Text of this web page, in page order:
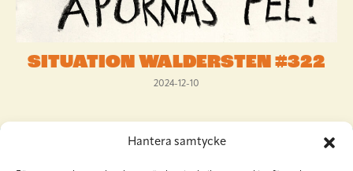
Hantera samtycke
SITUATION WALDERSTEN #322
2024-12-10